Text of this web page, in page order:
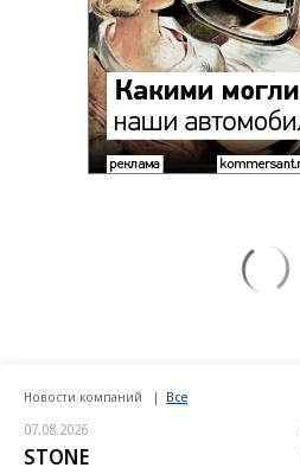
Новости компаний Все
07.08.2026
STONE